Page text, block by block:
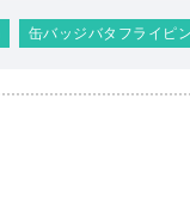
缶バッジバタフライピン